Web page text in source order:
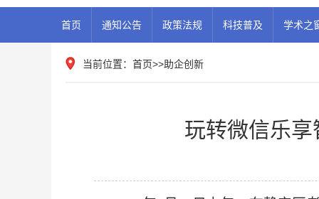
首页 通知公告 政策法规 科技普及 学术之
当前位置： 首页>>助企创新
玩转微信乐